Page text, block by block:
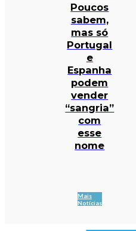
Poucos
sabem,
mas só
Portugal
e
Espanha
podem
vender
“sangria”
com
esse
nome
Mais
Notícias